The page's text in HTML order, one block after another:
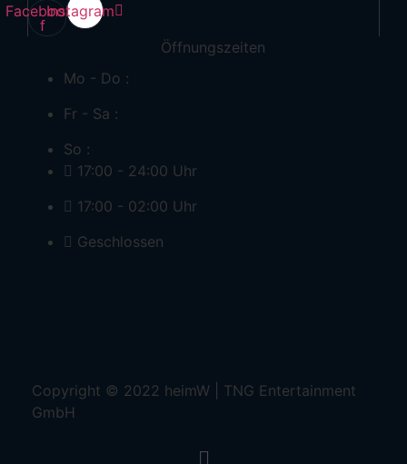
Facebook-
f
Instagram
Öffnungszeiten
Mo - Do :
Fr - Sa :
So :
17:00 - 24:00 Uhr
17:00 - 02:00 Uhr
Geschlossen
Copyright © 2022 heimW | TNG Entertainment
GmbH
Menu